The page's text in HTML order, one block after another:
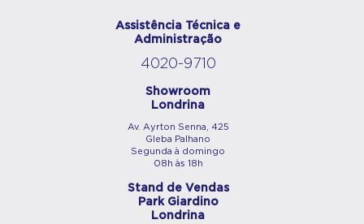
Assistência Técnica e
Administração
4020-9710
Showroom
Londrina
Av. Ayrton Senna, 425
Gleba Palhano
Segunda à domingo
08h às 18h
Stand de Vendas
Park Giardino
Londrina